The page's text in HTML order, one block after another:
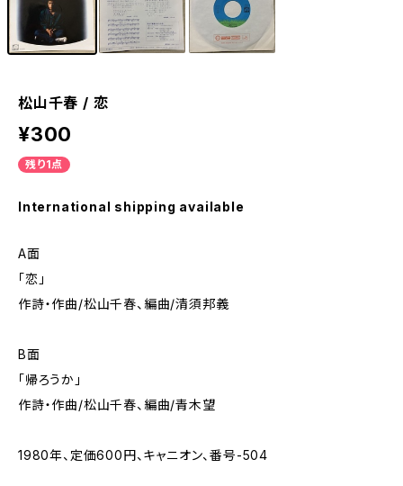
松山千春 / 恋
¥300
残り1点
International shipping available
A面
「恋」
作詩・作曲/松山千春、編曲/清須邦義
B面
「帰ろうか」
作詩・作曲/松山千春、編曲/青木望
1980年、定価600円、キャニオン、番号-504